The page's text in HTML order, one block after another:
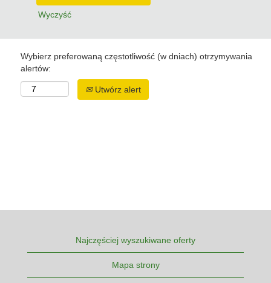
Wyczyść
Wybierz preferowaną częstotliwość (w dniach) otrzymywania
alertów:
Utwórz alert
Najczęściej wyszukiwane oferty
Mapa strony